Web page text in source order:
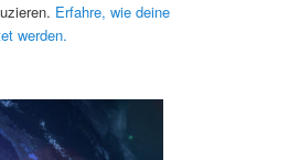
Erfahre, wie deine
werden.